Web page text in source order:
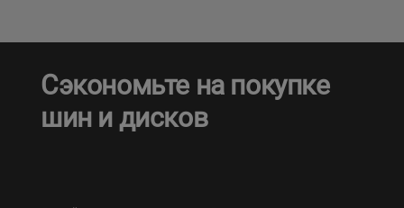
Сэкономьте на покупке
шин и дисков